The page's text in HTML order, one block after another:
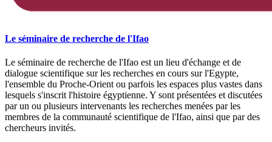
Le séminaire de recherche de l'Ifao
Le séminaire de recherche de l'Ifao est un lieu d'échange et de
dialogue scientifique sur les recherches en cours sur l'Egypte,
l'ensemble du Proche-Orient ou parfois les espaces plus vastes dans
lesquels s'inscrit l'histoire égyptienne. Y sont présentées et discutées
par un ou plusieurs intervenants les recherches menées par les
membres de la communauté scientifique de l'Ifao, ainsi que par des
chercheurs invités.